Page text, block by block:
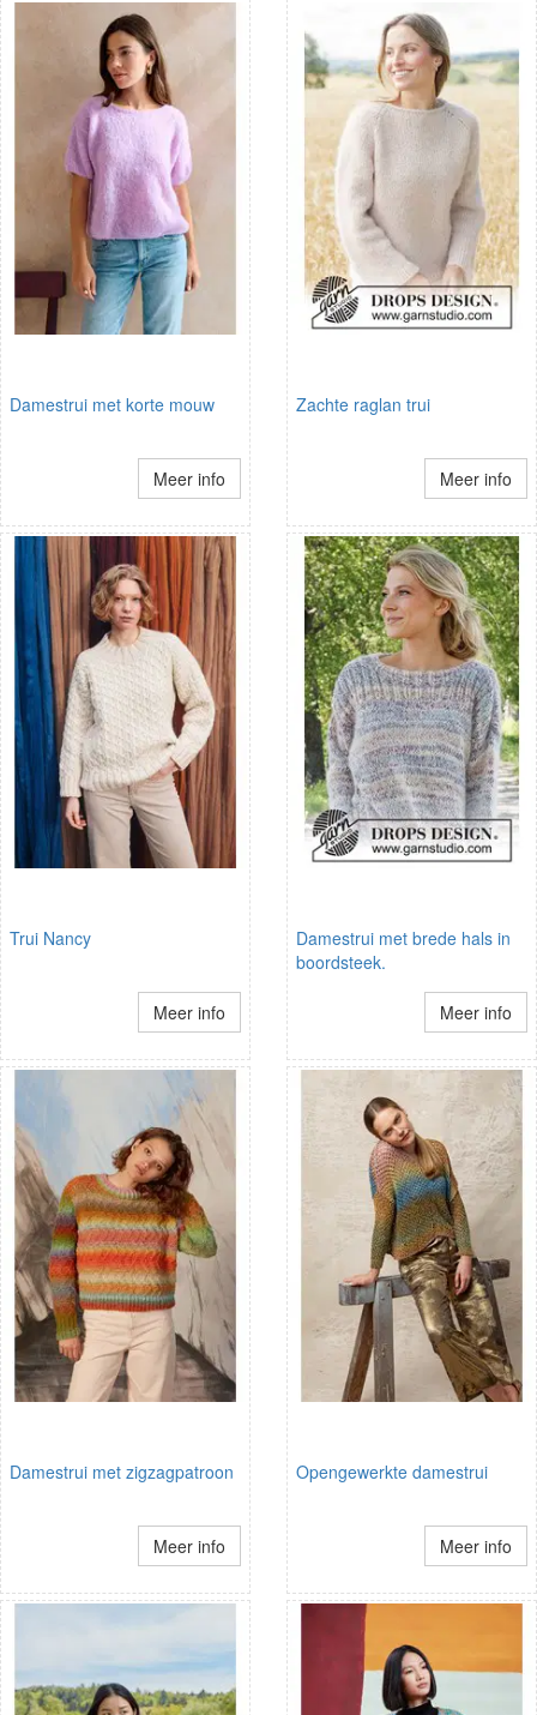
Damestrui met korte mouw
Meer info
Zachte raglan trui
Meer info
Trui Nancy
Meer info
Damestrui met brede hals in
boordsteek.
Meer info
Damestrui met zigzagpatroon
Meer info
Opengewerkte damestrui
Meer info